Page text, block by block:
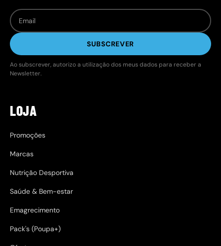
SUBSCREVER
Ao subscrever, autorizo a utilização dos meus dados para receber a
Newsletter.
LOJA
Promoções
Marcas
Nutrição Desportiva
Saúde & Bem-estar
Emagrecimento
Pack's (Poupa+)